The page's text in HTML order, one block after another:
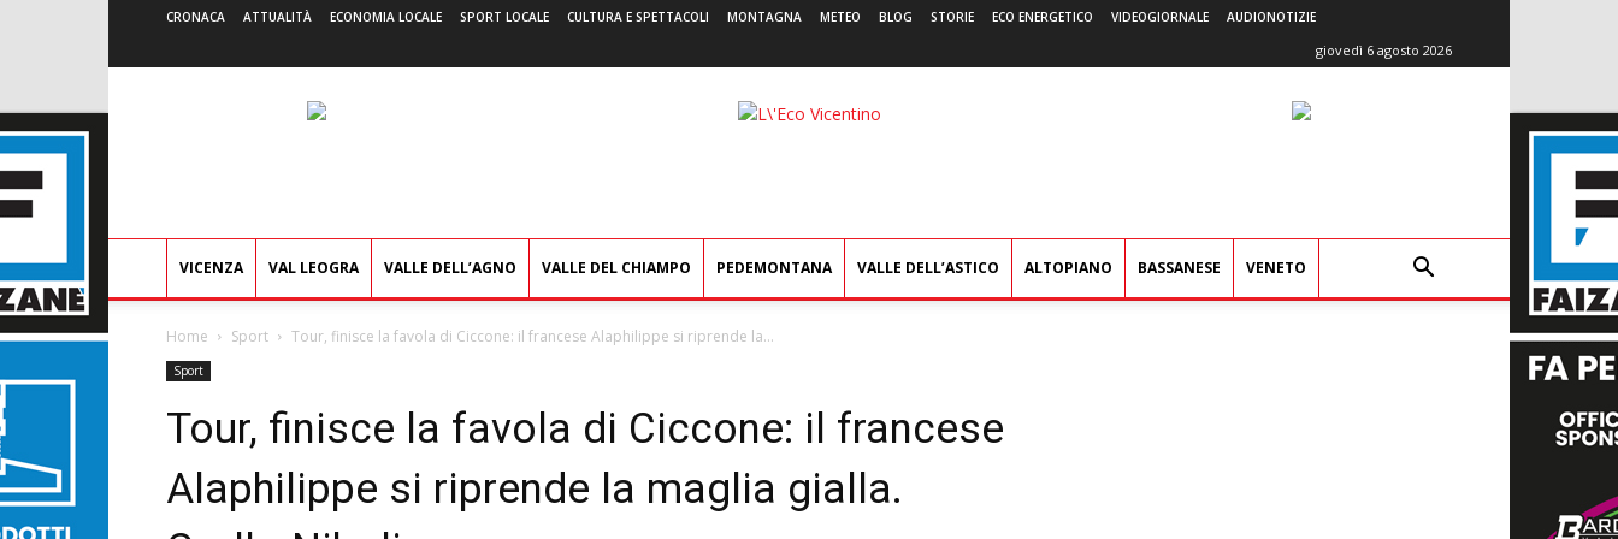
CRONACA ATTUALITÀ ECONOMIA LOCALE SPORT LOCALE CULTURA E SPETTACOLI MONTAGNA METEO BLOG STORIE ECO ENERGETICO VIDEOGIORNALE AUDIONOTIZIE
giovedì 6 agosto 2026
L'Eco
VICENZA VAL LEOGRA VALLE DELL’AGNO VALLE DEL CHIAMPO PEDEMONTANA VALLE DELL’ASTICO ALTOPIANO BASSANESE VENETO
Home Sport Tour, finisce la favola di Ciccone: il francese Alaphilippe si riprende la...
Sport
Tour, finisce la favola di Ciccone: il francese
Alaphilippe si riprende la maglia gialla.